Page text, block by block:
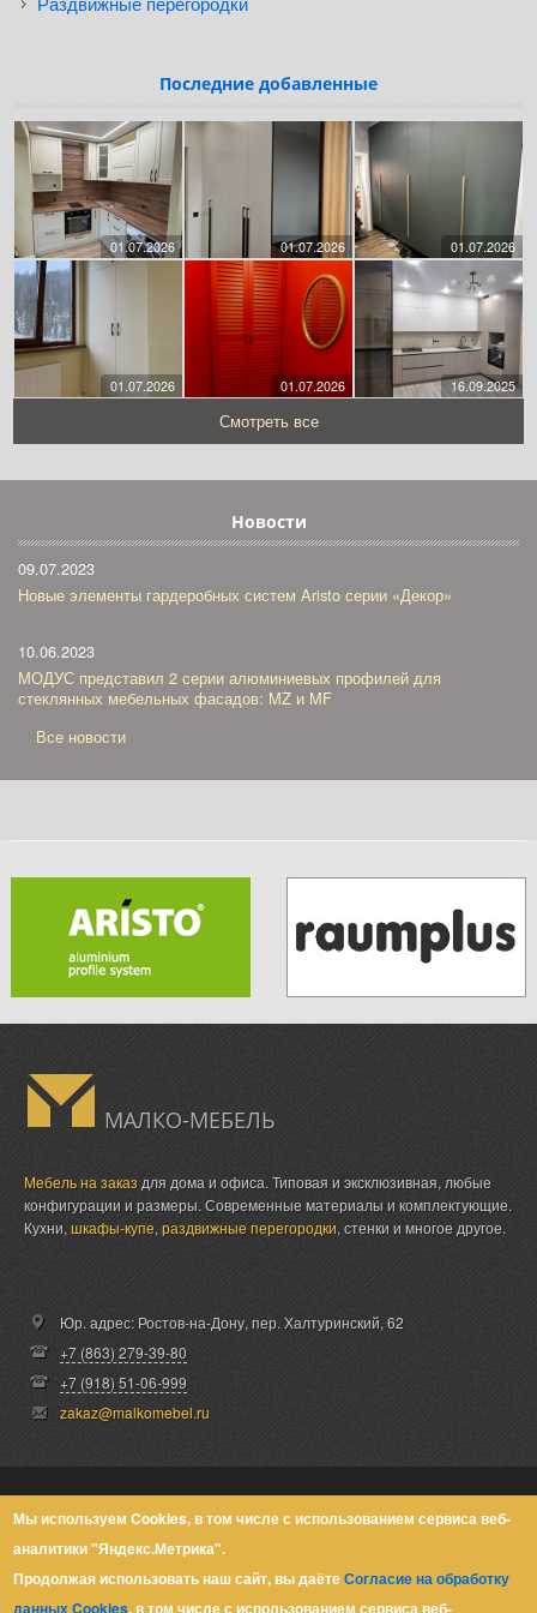
Последние добавленные
01.07.2026 01.07.2026 01.07.2026
01.07.2026 01.07.2026 16.09.2025
Смотреть все
Новости
09.07.2023
Новые элементы гардеробных систем Aristo серии «Декор»
10.06.2023
МОДУС представил 2 серии алюминиевых профилей для
стеклянных мебельных фасадов: MZ и MF
Все новости
МАЛКО-МЕБЕЛЬ
Мебель на заказ для дома и офиса. Типовая и эксклюзивная, любые
конфигурации и размеры. Современные материалы и комплектующие.
Кухни, шкафы-купе, раздвижные перегородки, стенки и многое другое.
Юр. адрес: Ростов-на-Дону, пер. Халтуринский, 62
+7 (863) 279-39-80
+7 (918) 51-06-999
zakaz@malkomebel.ru
© Малко-Мебель 2013-2026
Политика конфиденциальности
Мы используем Cookies, в том числе с использованием сервиса веб-
аналитики "Яндекс.Метрика".
Продолжая использовать наш сайт, вы даётеСогласие на обработку
данных Cookies, в том числе с использованием сервиса веб-